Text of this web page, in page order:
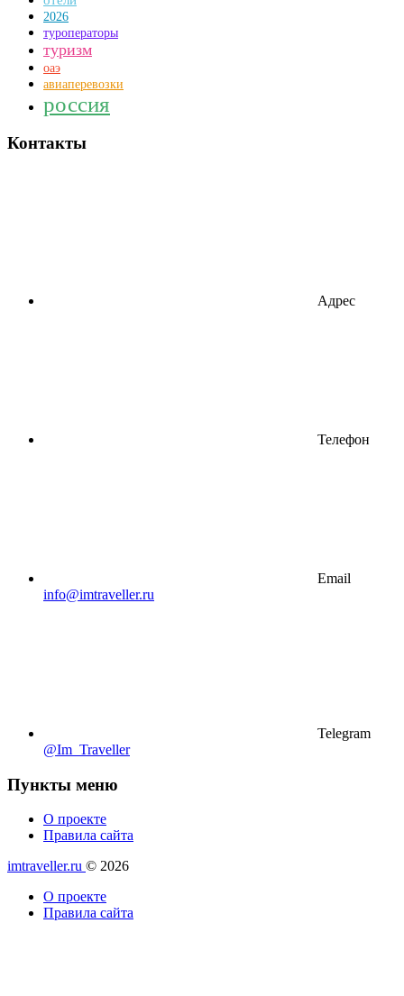
2026
туроператоры
туризм
оаэ
авиаперевозки
россия
Контакты
Адрес
Телефон
Email
info@imtraveller.ru
Telegram
@Im_Traveller
Пункты меню
О проекте
Правила сайта
imtraveller.ru © 2026
О проекте
Правила сайта